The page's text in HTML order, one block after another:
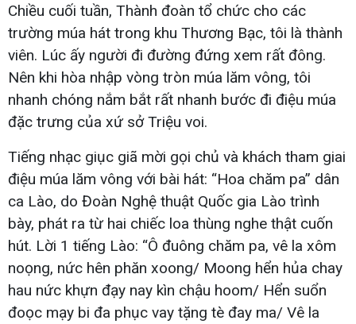
Chiều cuối tuần, Thành đoàn tổ chức cho các
trường múa hát trong khu Thương Bạc, tôi là thành
viên. Lúc ấy người đi đường đứng xem rất đông.
Nên khi hòa nhập vòng tròn múa lăm vông, tôi
nhanh chóng nắm bắt rất nhanh bước đi điệu múa
đặc trưng của xứ sở Triệu voi.
Tiếng nhạc giục giã mời gọi chủ và khách tham giai
điệu múa lăm vông với bài hát: “Hoa chăm pa” dân
ca Lào, do Đoàn Nghệ thuật Quốc gia Lào trình
bày, phát ra từ hai chiếc loa thùng nghe thật cuốn
hút. Lời 1 tiếng Lào: “Ô đuông chăm pa, vê la xôm
noọng, nức hên phăn xoong/ Moong hển hủa chay
hau nức khựn đạy nay kìn chậu hoom/ Hển suổn
đoọc mạy bi đa phục vay tặng tè đay ma/ Vê la